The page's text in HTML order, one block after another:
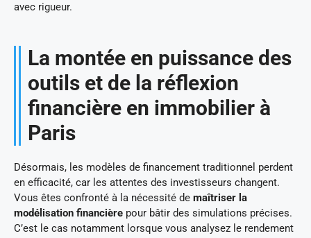
avec rigueur.
La montée en puissance des
outils et de la réflexion
financière en immobilier à
Paris
Désormais, les modèles de financement traditionnel perdent
en efficacité, car les attentes des investisseurs changent.
Vous êtes confronté à la nécessité de maîtriser la
modélisation financière pour bâtir des simulations précises.
C’est le cas notamment lorsque vous analysez le rendement